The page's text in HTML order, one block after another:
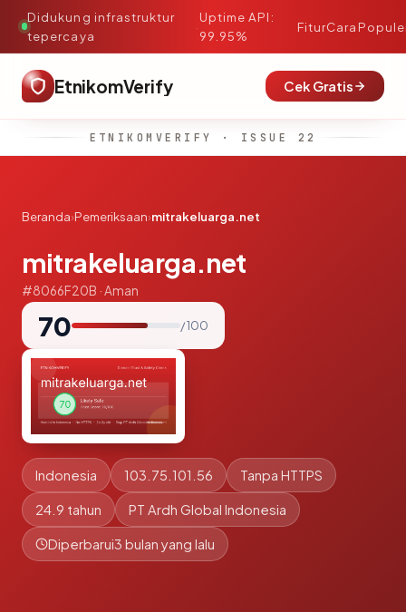
Didukung infrastruktur
tepercaya
·
Uptime API:
99.95%
FiturCara
EtnikomVerify Cek Gratis
ETNIKOMVERIFY · ISSUE 22
Beranda›Pemeriksaan›mitrakeluarga.net
mitrakeluarga.net
#8066F20B · Aman
70 / 100
Indonesia 103.75.101.56 Tanpa HTTPS
24.9 tahun PT Ardh Global Indonesia
Diperbarui3 bulan yang lalu